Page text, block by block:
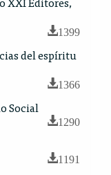
1399
del espíritu
1366
Social
1290
1191